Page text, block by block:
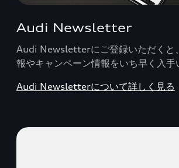
Audi Newsletter
Audi Newsletterにご登録いただくと
報やキャンペーン情報をいち早く入手
Audi Newsletterについて詳しく見る